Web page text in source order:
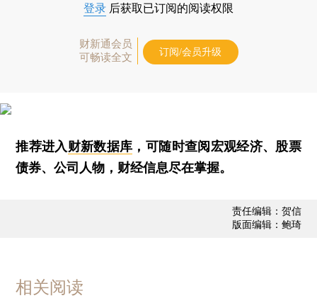
登录 后获取已订阅的阅读权限
财新通会员
可畅读全文
订阅/会员升级
推荐进入财新数据库 ，可随时查阅宏观经济、股票
债券、公司人物，财经信息尽在掌握。
责任编辑：贺信
版面编辑：鲍琦
相关阅读